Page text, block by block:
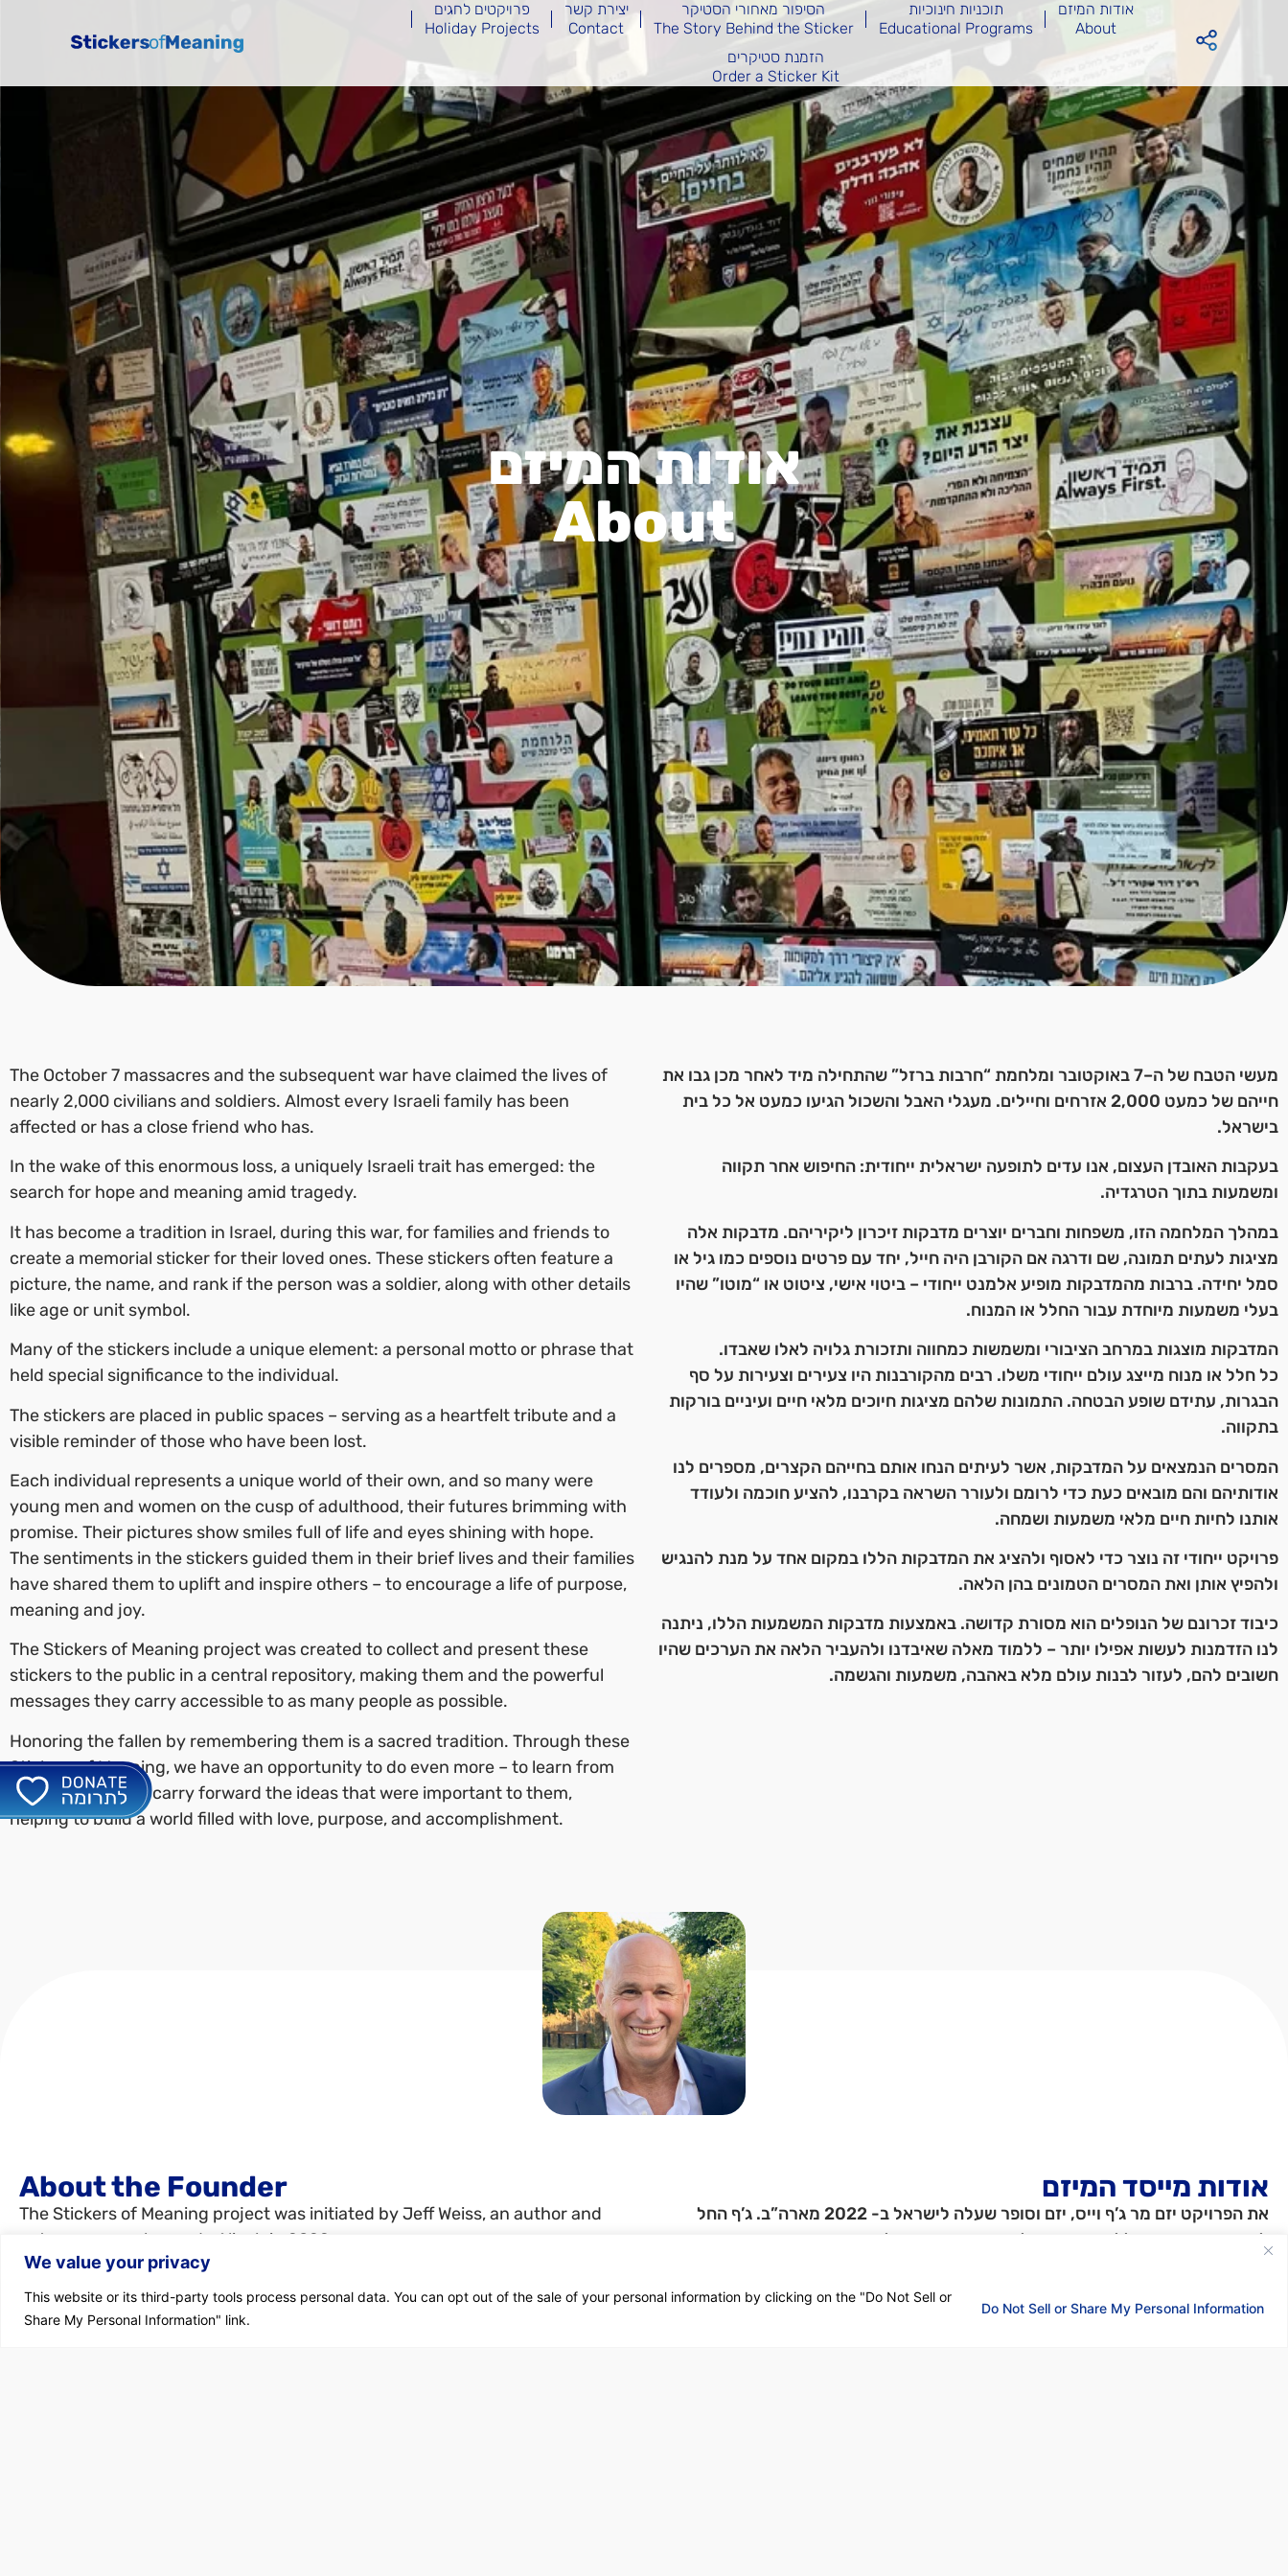
We value your privacy
This website or its third-party tools process personal data. You can opt out of the sale of your personal information by clicking on the "Do Not Sell or
Share My Personal Information" link.
Do Not Sell or Share My Personal Information
אודות המיזם
About
תוכניות חינוכיות
Educational Programs
הסיפור מאחורי הסטיקר
The Story Behind the Sticker
יצירת קשר
Contact
פרויקטים לחגים
Holiday Projects
הזמנת סטיקרים
Order a Sticker Kit
אודות המיזם
About
The October 7 massacres and the subsequent war have claimed the lives of
nearly 2,000 civilians and soldiers. Almost every Israeli family has been
affected or has a close friend who has.
In the wake of this enormous loss, a uniquely Israeli trait has emerged: the
search for hope and meaning amid tragedy.
It has become a tradition in Israel, during this war, for families and friends to
create a memorial sticker for their loved ones. These stickers often feature a
picture, the name, and rank if the person was a soldier, along with other details
like age or unit symbol.
Many of the stickers include a unique element: a personal motto or phrase that
held special significance to the individual.
The stickers are placed in public spaces – serving as a heartfelt tribute and a
visible reminder of those who have been lost.
Each individual represents a unique world of their own, and so many were
young men and women on the cusp of adulthood, their futures brimming with
promise. Their pictures show smiles full of life and eyes shining with hope.
The sentiments in the stickers guided them in their brief lives and their families
have shared them to uplift and inspire others – to encourage a life of purpose,
meaning and joy.
The Stickers of Meaning project was created to collect and present these
stickers to the public in a central repository, making them and the powerful
messages they carry accessible to as many people as possible.
Honoring the fallen by remembering them is a sacred tradition. Through these
Stickers of Meaning, we have an opportunity to do even more – to learn from
those we lost and carry forward the ideas that were important to them,
helping to build a world filled with love, purpose, and accomplishment.
מעשי הטבח של ה–7 באוקטובר ומלחמת “חרבות ברזל” שהתחילה מיד לאחר מכן גבו את
חייהם של כמעט 2,000 אזרחים וחיילים. מעגלי האבל והשכול הגיעו כמעט אל כל בית
בישראל.
בעקבות האובדן העצום, אנו עדים לתופעה ישראלית ייחודית: החיפוש אחר תקווה
ומשמעות בתוך הטרגדיה.
במהלך המלחמה הזו, משפחות וחברים יוצרים מדבקות זיכרון ליקיריהם. מדבקות אלה
מציגות לעתים תמונה, שם ודרגה אם הקורבן היה חייל, יחד עם פרטים נוספים כמו גיל או
סמל יחידה. ברבות מהמדבקות מופיע אלמנט ייחודי – ביטוי אישי, ציטוט או “מוטו” שהיו
בעלי משמעות מיוחדת עבור החלל או המנוח.
המדבקות מוצגות במרחב הציבורי ומשמשות כמחווה ותזכורת גלויה לאלו שאבדו.
כל חלל או מנוח מייצג עולם ייחודי משלו. רבים מהקורבנות היו צעירים וצעירות על סף
הבגרות, עתידם שופע הבטחה. התמונות שלהם מציגות חיוכים מלאי חיים ועיניים בורקות
בתקווה.
המסרים הנמצאים על המדבקות, אשר לעיתים הנחו אותם בחייהם הקצרים, מספרים לנו
אודותיהם והם מובאים כעת כדי לרומם ולעורר השראה בקרבנו, להציע חוכמה ולעודד
אותנו לחיות חיים מלאי משמעות ושמחה.
פרויקט ייחודי זה נוצר כדי לאסוף ולהציג את המדבקות הללו במקום אחד על מנת להנגיש
ולהפיץ אותן ואת המסרים הטמונים בהן הלאה.
כיבוד זכרונם של הנופלים הוא מסורת קדושה. באמצעות מדבקות המשמעות הללו, ניתנה
לנו הזדמנות לעשות אפילו יותר – ללמוד מאלה שאיבדנו ולהעביר הלאה את הערכים שהיו
חשובים להם, לעזור לבנות עולם מלא באהבה, משמעות והגשמה.
About the Founder
The Stickers of Meaning project was initiated by Jeff Weiss, an author and
entrepreneur who made Aliyah in 2022.
Jeff began noticing these stickers on the streets of Tel Aviv, always taking the
time to read them.
אודות מייסד המיזם
את הפרויקט יזם מר ג’ף וייס, יזם וסופר שעלה לישראל ב- 2022 מארה”ב. ג’ף החל
להבחין במדבקות הללו ברחובות תל אביב, ותמיד עצר לקרוא אותן.
אלא מאהבה לאלו שמאחוריך.”